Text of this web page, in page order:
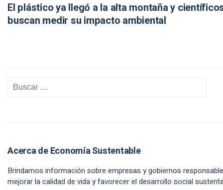
El plástico ya llegó a la alta montaña y
buscan medir su impacto ambiental
Acerca de Economía Sustentable
Brindamos información sobre empresas y gobiernos
mejorar la calidad de vida y favorecer el desarrollo social